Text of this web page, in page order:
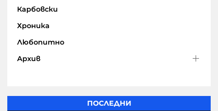
Карбовски
Хроника
Любопитно
Архив
ПОСЛЕДНИ